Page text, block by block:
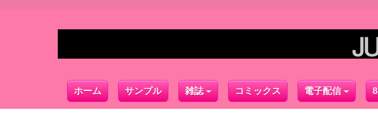
ホーム サンプル 雑誌 コミックス 電子配信